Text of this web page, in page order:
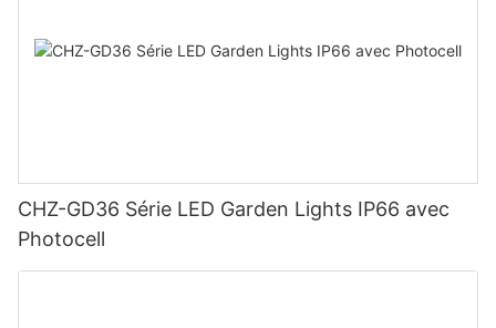
CHZ-GD36 Série LED Garden Lights IP66 avec
Photocell